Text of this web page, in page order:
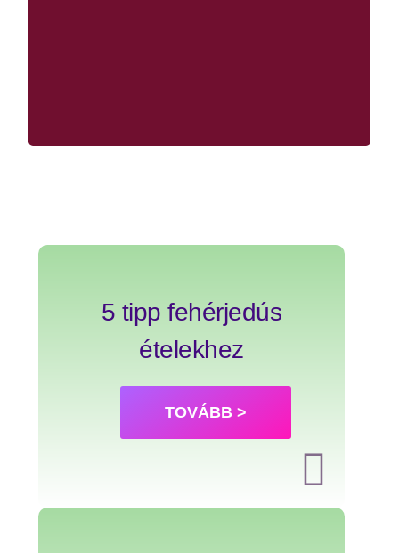
5 tipp fehérjedús
ételekhez
TOVÁBB >